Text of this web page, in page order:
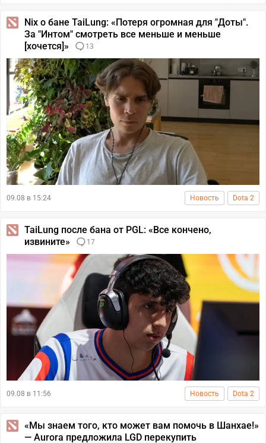
Nix о бане TaiLung: «Потеря огромная для "Доты".
За "Интом" смотреть все меньше и меньше
[хочется]»
13
09.08 в 15:24 Новость Dota 2
TaiLung после бана от PGL: «Все кончено,
извините»
17
09.08 в 11:56 Новость Dota 2
«Мы знаем того, кто может вам помочь в Шанхае!»
— Aurora предложила LGD перекупить